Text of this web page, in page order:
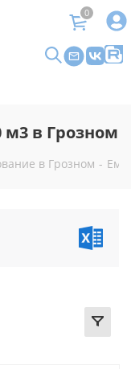
0
в Грозном
в Грозном -